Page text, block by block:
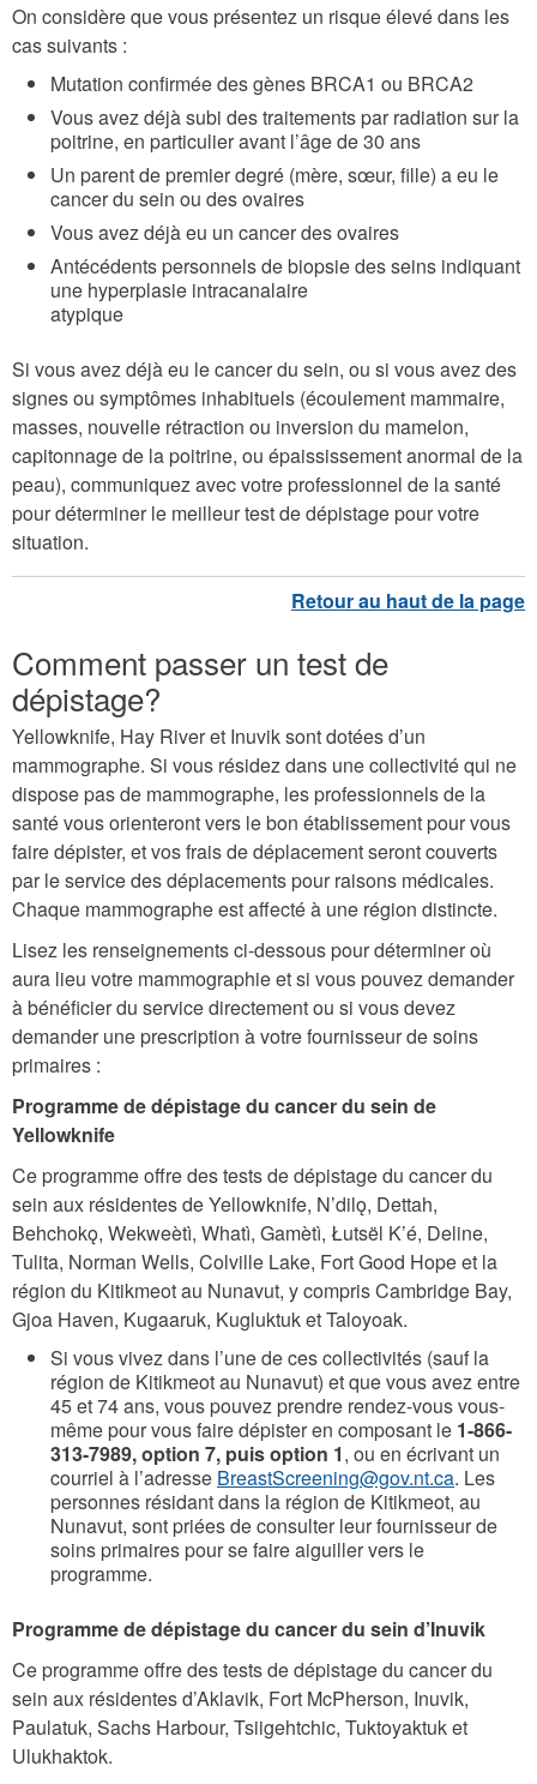
On considère que vous présentez un risque élevé dans les
cas suivants :
Mutation confirmée des gènes BRCA1 ou BRCA2
Vous avez déjà subi des traitements par radiation sur la
poitrine, en particulier avant l’âge de 30 ans
Un parent de premier degré (mère, sœur, fille) a eu le
cancer du sein ou des ovaires
Vous avez déjà eu un cancer des ovaires
Antécédents personnels de biopsie des seins indiquant
une hyperplasie intracanalaire
atypique
Si vous avez déjà eu le cancer du sein, ou si vous avez des
signes ou symptômes inhabituels (écoulement mammaire,
masses, nouvelle rétraction ou inversion du mamelon,
capitonnage de la poitrine, ou épaississement anormal de la
peau), communiquez avec votre professionnel de la santé
pour déterminer le meilleur test de dépistage pour votre
situation.
Comment passer un test de
dépistage?
Yellowknife, Hay River et Inuvik sont dotées d’un
mammographe. Si vous résidez dans une collectivité qui ne
dispose pas de mammographe, les professionnels de la
santé vous orienteront vers le bon établissement pour vous
faire dépister, et vos frais de déplacement seront couverts
par le service des déplacements pour raisons médicales.
Chaque mammographe est affecté à une région distincte.
Lisez les renseignements ci-dessous pour déterminer où
aura lieu votre mammographie et si vous pouvez demander
à bénéficier du service directement ou si vous devez
demander une prescription à votre fournisseur de soins
primaires :
Programme de dépistage du cancer du sein de
Yellowknife
Ce programme offre des tests de dépistage du cancer du
sein aux résidentes de Yellowknife, N’dilǫ, Dettah,
Behchokǫ, Wekweètì, Whatì, Gamètì, Łutsël K’é, Deline,
Tulita, Norman Wells, Colville Lake, Fort Good Hope et la
région du Kitikmeot au Nunavut, y compris Cambridge Bay,
Gjoa Haven, Kugaaruk, Kugluktuk et Taloyoak.
Si vous vivez dans l’une de ces collectivités (sauf la
région de Kitikmeot au Nunavut) et que vous avez entre
45 et 74 ans, vous pouvez prendre rendez-vous vous-
même pour vous faire dépister en composant le 1-866-
313-7989, option 7, puis option 1, ou en écrivant un
courriel à l’adresse BreastScreening@gov.nt.ca. Les
personnes résidant dans la région de Kitikmeot, au
Nunavut, sont priées de consulter leur fournisseur de
soins primaires pour se faire aiguiller vers le
programme.
Programme de dépistage du cancer du sein d’Inuvik
Ce programme offre des tests de dépistage du cancer du
sein aux résidentes d’Aklavik, Fort McPherson, Inuvik,
Paulatuk, Sachs Harbour, Tsiigehtchic, Tuktoyaktuk et
Ulukhaktok.